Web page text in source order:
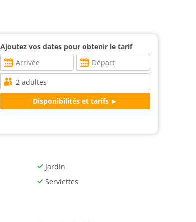
Ajoutez vos dates pour obtenir le tarif
Jardin
Serviettes